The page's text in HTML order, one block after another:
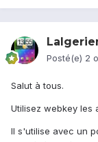
Posté(e) 2
Salut à tous.
Utilisez webkey les
Il s'utilise avec un